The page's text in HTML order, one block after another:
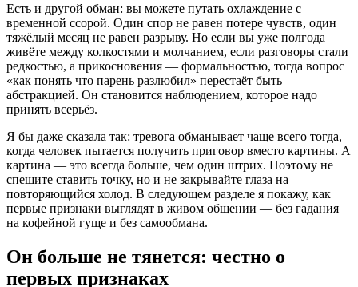
Есть и другой обман: вы можете путать охлаждение с
временной ссорой. Один спор не равен потере чувств, один
тяжёлый месяц не равен разрыву. Но если вы уже полгода
живёте между колкостями и молчанием, если разговоры стали
редкостью, а прикосновения — формальностью, тогда вопрос
«как понять что парень разлюбил» перестаёт быть
абстракцией. Он становится наблюдением, которое надо
принять всерьёз.
Я бы даже сказала так: тревога обманывает чаще всего тогда,
когда человек пытается получить приговор вместо картины. А
картина — это всегда больше, чем один штрих. Поэтому не
спешите ставить точку, но и не закрывайте глаза на
повторяющийся холод. В следующем разделе я покажу, как
первые признаки выглядят в живом общении — без гадания
на кофейной гуще и без самообмана.
Он больше не тянется: честно о
первых признаках